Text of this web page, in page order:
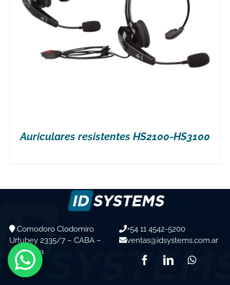
Auriculares resistentes HS2100-HS3100
Comodoro Clodomiro
Urtubey 2335/7 – CABA –
Argentina
+54 11 4542-5200
ventas@idsystems.com.ar